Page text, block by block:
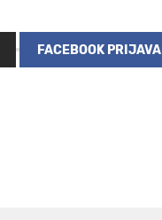
FACEBOOK PRIJAVA